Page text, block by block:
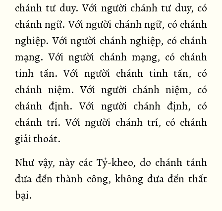
chánh tư duy. Với người chánh tư duy, có
chánh ngữ. Với người chánh ngữ, có chánh
nghiệp. Với người chánh nghiệp, có chánh
mạng. Với người chánh mạng, có chánh
tinh tấn. Với người chánh tinh tấn, có
chánh niệm. Với người chánh niệm, có
chánh định. Với người chánh định, có
chánh trí. Với người chánh trí, có chánh
giải thoát.
Như vậy, này các Tỷ-kheo, do chánh tánh
đưa đến thành công, không đưa đến thất
bại.